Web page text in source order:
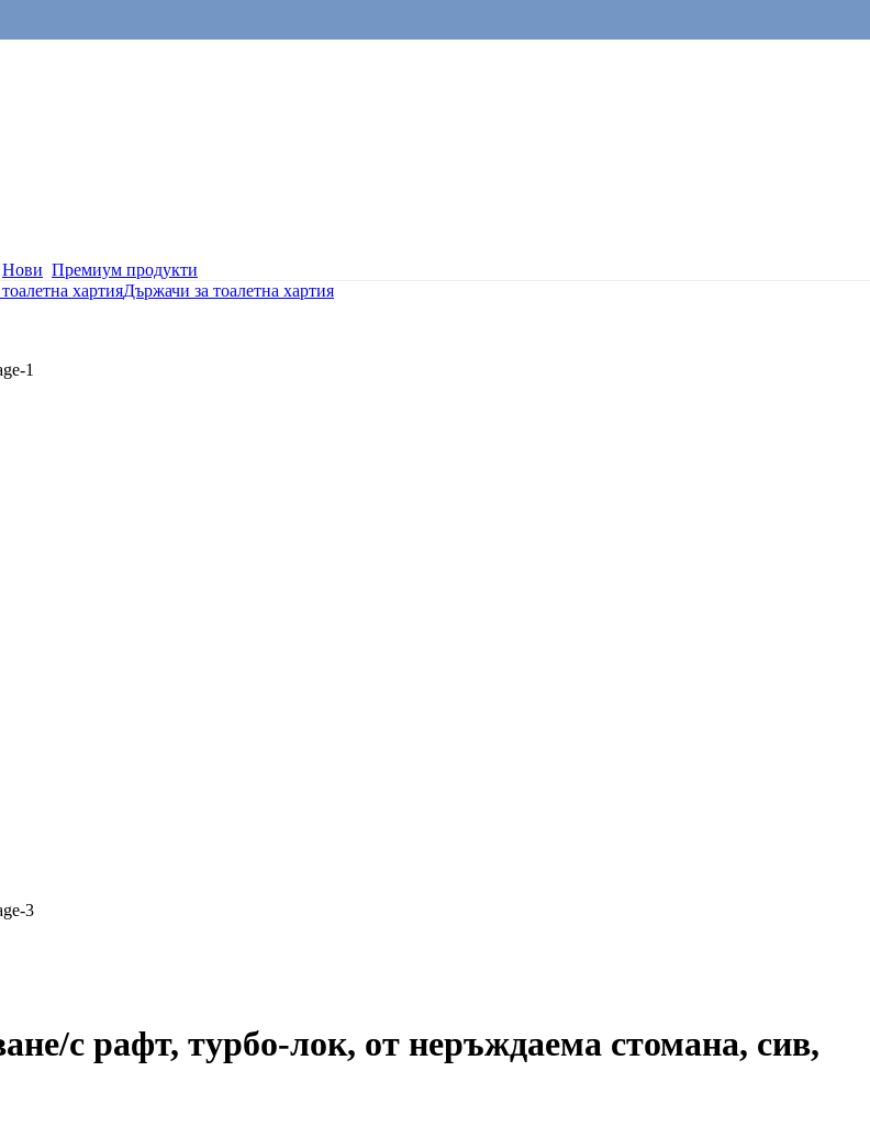
Нови Премиум продукти
хартияДържачи за тоалетна хартия
с рафт, турбо-лок, от неръждаема стомана, сив,